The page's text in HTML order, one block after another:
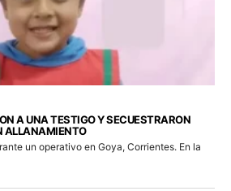
A UNA TESTIGO Y SECUESTRARON
ALLANAMIENTO
un operativo en Goya, Corrientes. En la